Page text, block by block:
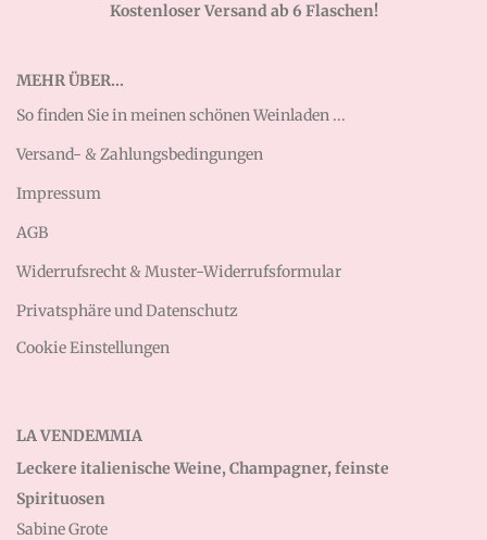
Kostenloser Versand ab 6 Flaschen!
MEHR ÜBER...
So finden Sie in meinen schönen Weinladen ...
Versand- & Zahlungsbedingungen
Impressum
AGB
Widerrufsrecht & Muster-Widerrufsformular
Privatsphäre und Datenschutz
Cookie Einstellungen
LA VENDEMMIA
Leckere italienische Weine, Champagner, feinste
Spirituosen
Sabine Grote